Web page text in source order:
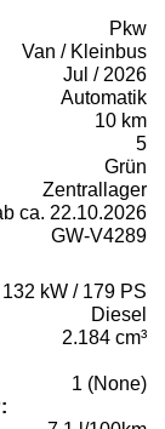
Pkw
Van / Kleinbus
Jul / 2026
Automatik
10 km
5
Grün
Zentrallager
ca. 22.10.2026
GW-V4289
132 kW / 179 PS
Diesel
2.184 cm³
1 (None)